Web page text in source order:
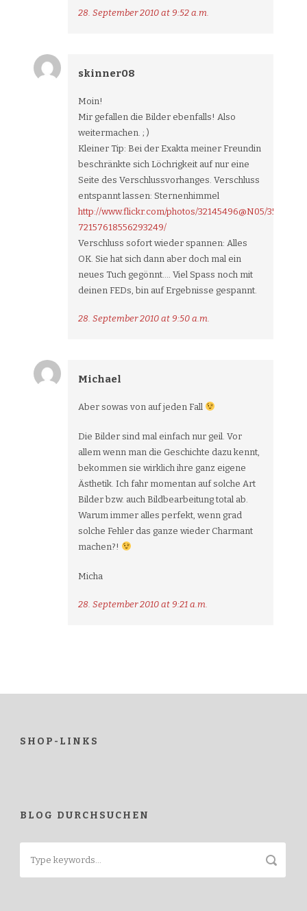
28. September 2010 at 9:52 a.m.
skinner08
Moin!
Mir gefallen die Bilder ebenfalls! Also
weitermachen. ; )
Kleiner Tip: Bei der Exakta meiner Freundin
beschränkte sich Löchrigkeit auf nur eine
Seite des Verschlussvorhanges. Verschluss
entspannt lassen: Sternenhimmel
http://www.flickr.com/photos/32145496@N05/
72157618556293249/
Verschluss sofort wieder spannen: Alles
OK. Sie hat sich dann aber doch mal ein
neues Tuch gegönnt…. Viel Spass noch mit
deinen FEDs, bin auf Ergebnisse gespannt.
28. September 2010 at 9:50 a.m.
Michael
Aber sowas von auf jeden Fall
Die Bilder sind mal einfach nur geil. Vor
allem wenn man die Geschichte dazu kennt,
bekommen sie wirklich ihre ganz eigene
Ästhetik. Ich fahr momentan auf solche Art
Bilder bzw. auch Bildbearbeitung total ab.
Warum immer alles perfekt, wenn grad
solche Fehler das ganze wieder Charmant
machen?!
Micha
28. September 2010 at 9:21 a.m.
SHOP-LINKS
BLOG DURCHSUCHEN